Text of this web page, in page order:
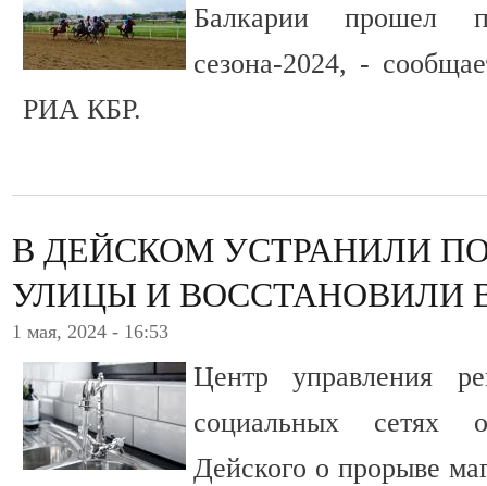
Балкарии прошел
сезона-2024, -
РИА КБР.
В ДЕЙСКОМ УСТРАНИЛИ
УЛИЦЫ И ВОССТАНОВИЛИ
1 мая, 2024 - 16:53
Центр управления
социальных сетях
Дейского о прорыве